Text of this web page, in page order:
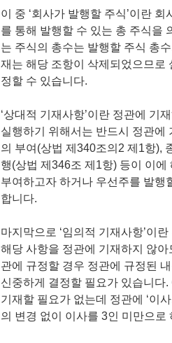
이 중 ‘회사가 발행할 주식’이란
를 통해 발행할 수 있는 총 주식을
는 주식의 총수는 발행할 주식 총
재는 해당 조항이 삭제되었으므로
정할 수 있습니다.
‘상대적 기재사항’이란 정관에 기
실행하기 위해서는 반드시 정관에
의 부여(상법 제340조의2 제1항),
행(상법 제346조 제1항) 등이 이
부여하고자 하거나 우선주를 발행
합니다.
마지막으로 ‘임의적 기재사항’이
해당 사항을 정관에 기재하지 않
관에 규정할 경우 정관에 규정된
신중하게 결정할 필요가 있습니다
기재할 필요가 없는데 정관에 ‘이
의 변경 없이 이사를 3인 미만으